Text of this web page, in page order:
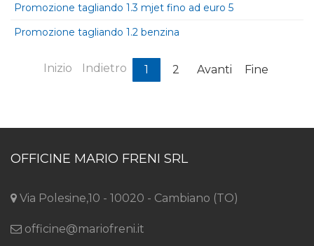
Promozione tagliando 1.3 mjet fino ad euro 5
Promozione tagliando 1.2 benzina
Inizio Indietro 1 2 Avanti Fine
OFFICINE MARIO FRENI SRL
Via Polesine,10 - 10020 - Cambiano (TO)
officine@mariofreni.it